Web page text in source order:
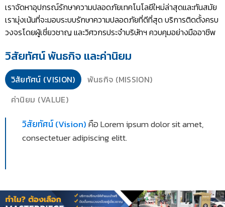
เราจัดหาอุปกรณ์รักษาความปลอดภัยเทคโนโลยีใหม่ล่าสุดและทันสมัย
เรามุ่งเน้นที่จะมอบระบบรักษาความปลอดภัยที่ดีที่สุด บริการติดตั้งครบ
วงจรโดยผู้เชี่ยวชาญ และวิศวกรประจำบริษัทฯ ควบคุมอย่างมืออาชีพ
วิสัยทัศน์ พันธกิจ และค่านิยม
วิสัยทัศน์ (VISION)
พันธกิจ (MISSION)
ค่านิยม (VALUE)
วิสัยทัศน์ (Vision)คือ Lorem ipsum dolor sit amet,
consectetuer adipiscing elitt.